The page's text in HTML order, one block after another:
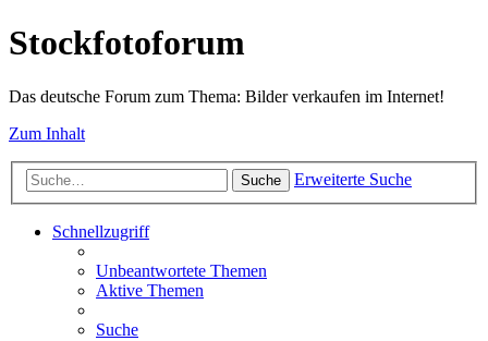
Stockfotoforum
Das deutsche Forum zum Thema: Bilder verkaufen im Internet!
Zum Inhalt
Suche Erweiterte Suche
Schnellzugriff
Unbeantwortete Themen
Aktive Themen
Suche